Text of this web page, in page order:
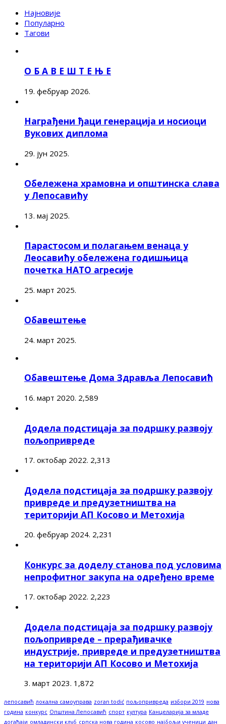
Најновије
Популарно
Тагови
О Б А В Е Ш Т Е Њ Е
19. фебруар 2026.
Награђени ђаци генерација и носиоци
Вукових диплома
29. јун 2025.
Обележена храмовна и општинска слава
у Лепосавићу
13. мај 2025.
Парастосом и полагањем венаца у
Леосавићу обележена годишњица
почетка НАТО агресије
25. март 2025.
Обавештење
24. март 2025.
Обавештење Дома Здравља Лепосавић
16. март 2020. 2,589
Додела подстицаја за подршку развоју
пољопривреде
17. октобар 2022. 2,313
Додела подстицаја за подршку развоју
привреде и предузетништва на
територији АП Косово и Метохија
20. фебруар 2024. 2,231
Конкурс за доделу станова под условима
непрофитног закупа на одређено време
17. октобар 2022. 2,223
Додела подстицаја за подршку развоју
пољопривреде – прерађивачке
индустрије, привреде и предузетништва
на територији АП Косово и Метохија
3. март 2023. 1,872
лепосавић локална самоуправа zoran todić пољопривреда избори 2019 нова
година конкурс Општина Лепосавић спорт култура Канцеларија за младе
догађаји омладински клуб српска нова година косово најбољи ученици дан